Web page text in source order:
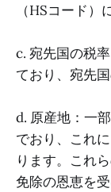
（HSコード
c. 宛先国の税
ており、宛先
d. 原産地：一
でおり、これ
ります。これ
免除の恩恵を